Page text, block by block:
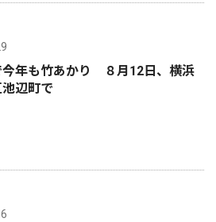
今年も竹あかり ８月12日、横浜
辺町で